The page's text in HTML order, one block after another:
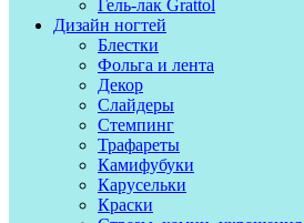
Гель-лак Grattol
Дизайн ногтей
Блестки
Фольга и лента
Декор
Слайдеры
Стемпинг
Трафареты
Камифубуки
Карусельки
Краски